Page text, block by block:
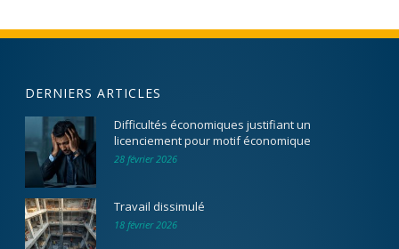
DERNIERS ARTICLES
Difficultés économiques justifiant un
licenciement pour motif économique
28 février 2026
Travail dissimulé
18 février 2026